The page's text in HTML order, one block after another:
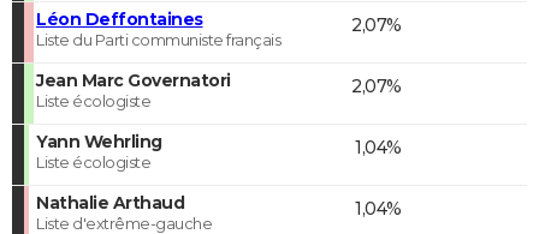
Léon Deffontaines
Liste du Parti communiste français
2,07%
Jean Marc Governatori
Liste écologiste
2,07%
Yann Wehrling
Liste écologiste
1,04%
Nathalie Arthaud
Liste d'extrême-gauche
1,04%